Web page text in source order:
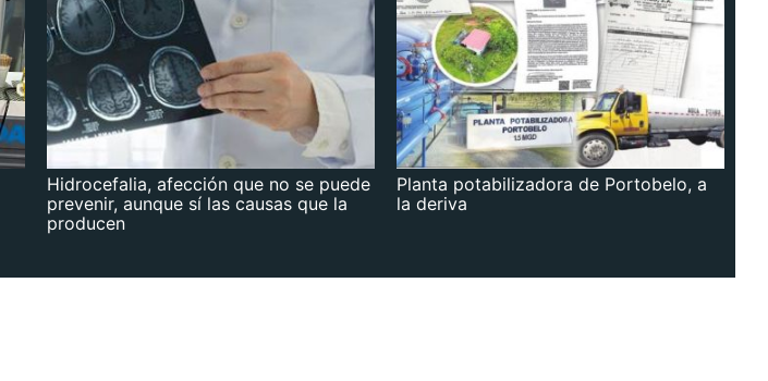
Hidrocefalia, afección que no se puede
prevenir, aunque sí las causas que la
producen
Planta potabilizadora de Portobelo, a
la deriva